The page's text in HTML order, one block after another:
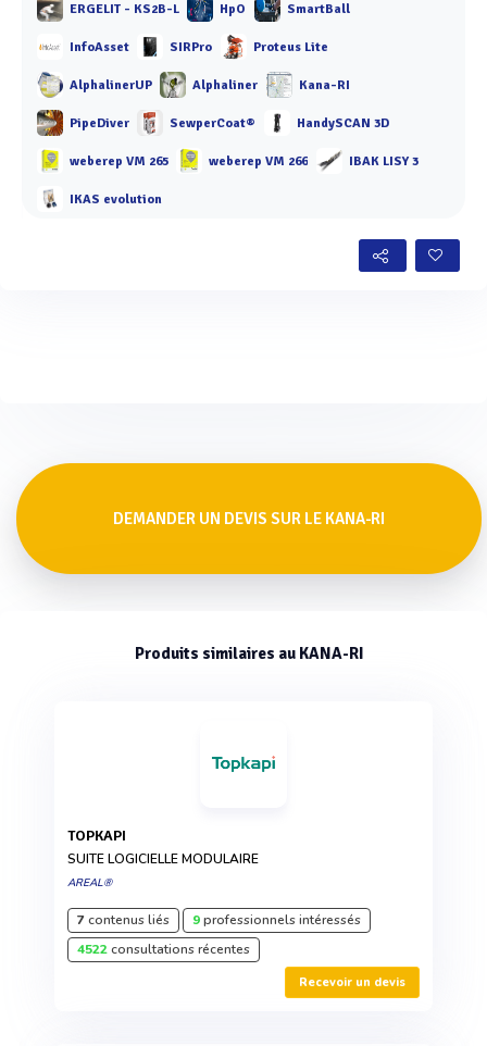
ERGELIT - KS2B-L HpO SmartBall
InfoAsset SIRPro Proteus Lite
AlphalinerUP Alphaliner Kana-RI
PipeDiver SewperCoat® HandySCAN 3D
weberep VM 265 weberep VM 266 IBAK LISY 3
IKAS evolution
DEMANDER UN DEVIS SUR LE KANA-RI
Produits similaires au KANA-RI
TOPKAPI
SUITE LOGICIELLE MODULAIRE
AREAL®
7contenus liés 9professionnels intéressés
4522consultations récentes
Recevoir un devis